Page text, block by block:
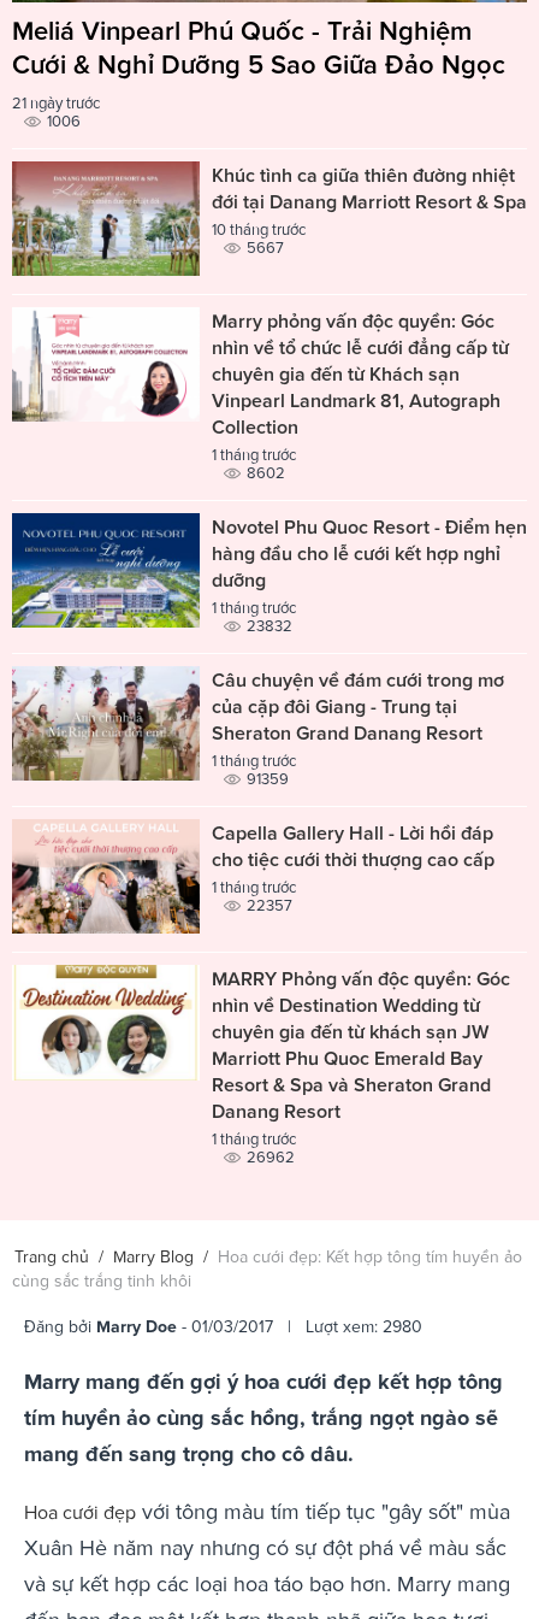
Meliá Vinpearl Phú Quốc - Trải Nghiệm
Cưới & Nghỉ Dưỡng 5 Sao Giữa Đảo Ngọc
21 ngày trước
1006
Khúc tình ca giữa thiên đường nhiệt
đới tại Danang Marriott Resort & Spa
10 tháng trước
5667
Marry phỏng vấn độc quyền: Góc
nhìn về tổ chức lễ cưới đẳng cấp từ
chuyên gia đến từ Khách sạn
Vinpearl Landmark 81, Autograph
Collection
1 tháng trước
8602
Novotel Phu Quoc Resort - Điểm hẹn
hàng đầu cho lễ cưới kết hợp nghỉ
dưỡng
1 tháng trước
23832
Câu chuyện về đám cưới trong mơ
của cặp đôi Giang - Trung tại
Sheraton Grand Danang Resort
1 tháng trước
91359
Capella Gallery Hall - Lời hồi đáp
cho tiệc cưới thời thượng cao cấp
1 tháng trước
22357
MARRY Phỏng vấn độc quyền: Góc
nhìn về Destination Wedding từ
chuyên gia đến từ khách sạn JW
Marriott Phu Quoc Emerald Bay
Resort & Spa và Sheraton Grand
Danang Resort
1 tháng trước
26962
Trang chủ / Marry Blog / Hoa cưới đẹp: Kết hợp tông tím huyền ảo
cùng sắc trắng tinh khôi
Đăng bởi Marry Doe - 01/03/2017 | Lượt xem: 2980
Marry mang đến gợi ý hoa cưới đẹp kết hợp tông
tím huyền ảo cùng sắc hồng, trắng ngọt ngào sẽ
mang đến sang trọng cho cô dâu.
Hoa cưới đẹp với tông màu tím tiếp tục "gây sốt" mùa
Xuân Hè năm nay nhưng có sự đột phá về màu sắc
và sự kết hợp các loại hoa táo bạo hơn. Marry mang